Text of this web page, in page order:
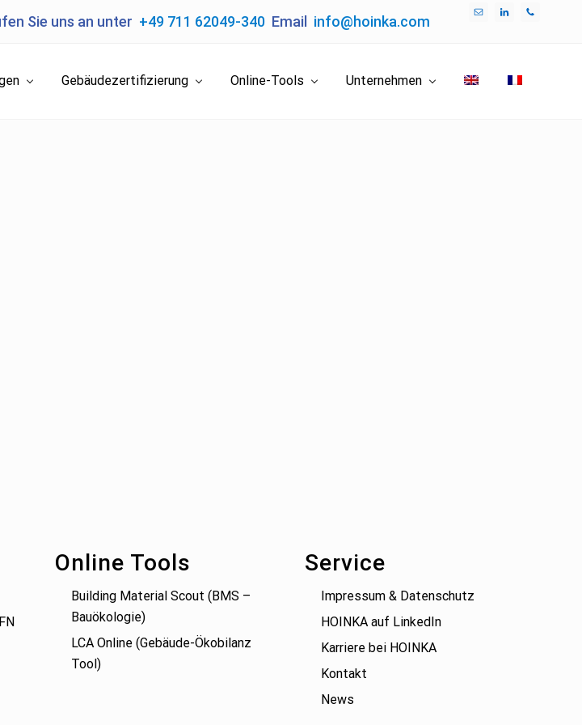
Sie uns an unter +49 711 62049-340 Email info@hoinka.com
Gebäudezertifizierung Online-Tools Unternehmen
Online Tools
Building Material Scout (BMS –
Bauökologie)
LCA Online (Gebäude-Ökobilanz
Tool)
Service
Impressum & Datenschutz
HOINKA auf LinkedIn
Karriere bei HOINKA
Kontakt
News